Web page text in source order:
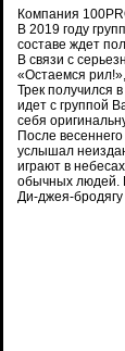
Компания
В 2019 году
составе ждет
В связи с
«Остаемся
Трек получился
идет с группой
себя
После
услышал
играют в
обычных людей.
Ди-джея-бродягу